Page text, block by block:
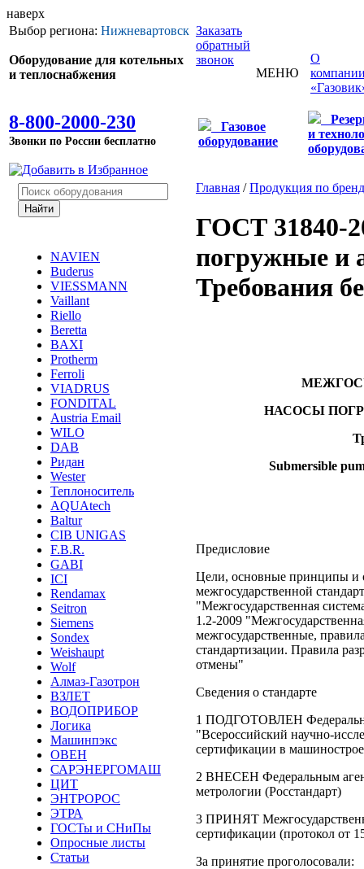
наверх
Выбор региона: Нижневартовск
Оборудование для котельных
и теплоснабжения
8-800-2000-230
Звонки по России бесплатно
Заказать
обратный
звонок
МЕНЮ
О
Газовое
оборудование
и
NAVIEN
Buderus
VIESSMANN
Vaillant
Riello
Beretta
BAXI
Protherm
Ferroli
VIADRUS
FONDITAL
Austria Email
WILO
DAB
Ридан
Wester
Теплоноситель
AQUAtech
Baltur
CIB UNIGAS
F.B.R.
GABI
ICI
Rendamax
Seitron
Siemens
Sondex
Weishaupt
Wolf
Алмаз-Газотрон
ВЗЛЕТ
ВОДОПРИБОР
Логика
Машинпэкс
ОВЕН
САРЭНЕРГОМАШ
ЦИТ
ЭНТРОРОС
ЭТРА
ГОСТы и СНиПы
Опросные листы
Статьи
Главная /Продукция по
ГОСТ 31840-
погружные и
Требования
НАСОСЫ
Submersible
Предисловие
Цели, основные принципы и
межгосударственной
"Межгосударственная
1.2-2009
межгосударственные,
стандартизации. Правила
отмены"
Сведения о стандарте
1 ПОДГОТОВЛЕН
"Всероссийский научно-
сертификации в
2 ВНЕСЕН Федеральным
метрологии (Росстандарт)
3 ПРИНЯТ
сертификации (протокол от
За принятие проголосовали: